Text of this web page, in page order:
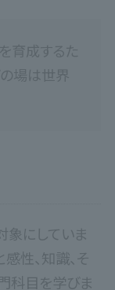
象にしていま
性、知識、そ
科目を学びま